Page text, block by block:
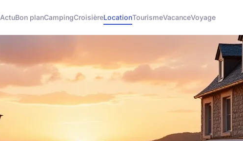
ActuBon planCampingCroisièreLocationTourismeVacanceVoyage